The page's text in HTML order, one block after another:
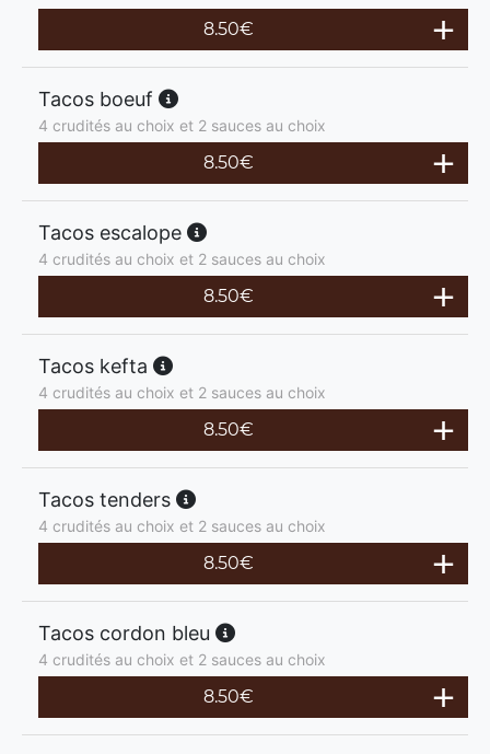
8.50€
Tacos boeuf
4 crudités au choix et 2 sauces au choix
8.50€
Tacos escalope
4 crudités au choix et 2 sauces au choix
8.50€
Tacos kefta
4 crudités au choix et 2 sauces au choix
8.50€
Tacos tenders
4 crudités au choix et 2 sauces au choix
8.50€
Tacos cordon bleu
4 crudités au choix et 2 sauces au choix
8.50€